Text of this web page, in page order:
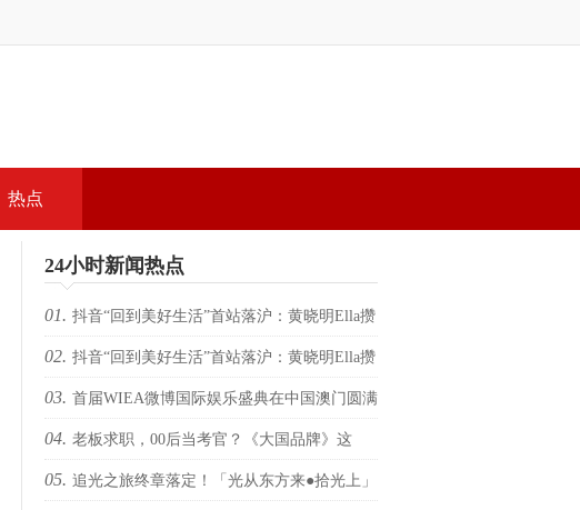
热点
24小时新闻热点
01. 抖音“回到美好生活”首站落沪：黄晓明Ella攒
局，替都市人预约一场不赶时间的晚风
02. 抖音“回到美好生活”首站落沪：黄晓明Ella攒
局，替都市人预约一场不赶时间的晚风
03. 首届WIEA微博国际娱乐盛典在中国澳门圆满
落幕 朴宰范、边伯贤、RIIZE、BILLKIN、PP
KR
04. 老板求职，00后当考官？《大国品牌》这
场“反向招聘”脱口秀，让企业家“集体破防”
05. 追光之旅终章落定！「光从东方来●拾光上」